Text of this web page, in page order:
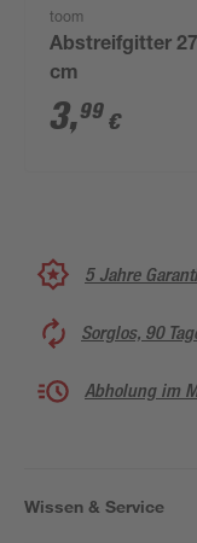
toom
Abstreifgitter
cm
3,99 €
5 Jahre
Sorglos, 90
Abholung im
Wissen & Service